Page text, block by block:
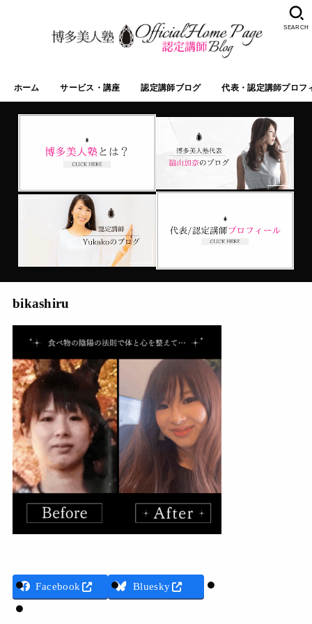
ホーム サービス・講座 認定講師ブログ 代表・認定講師プロフ
SEARCH
bikashiru
Facebook Bluesky